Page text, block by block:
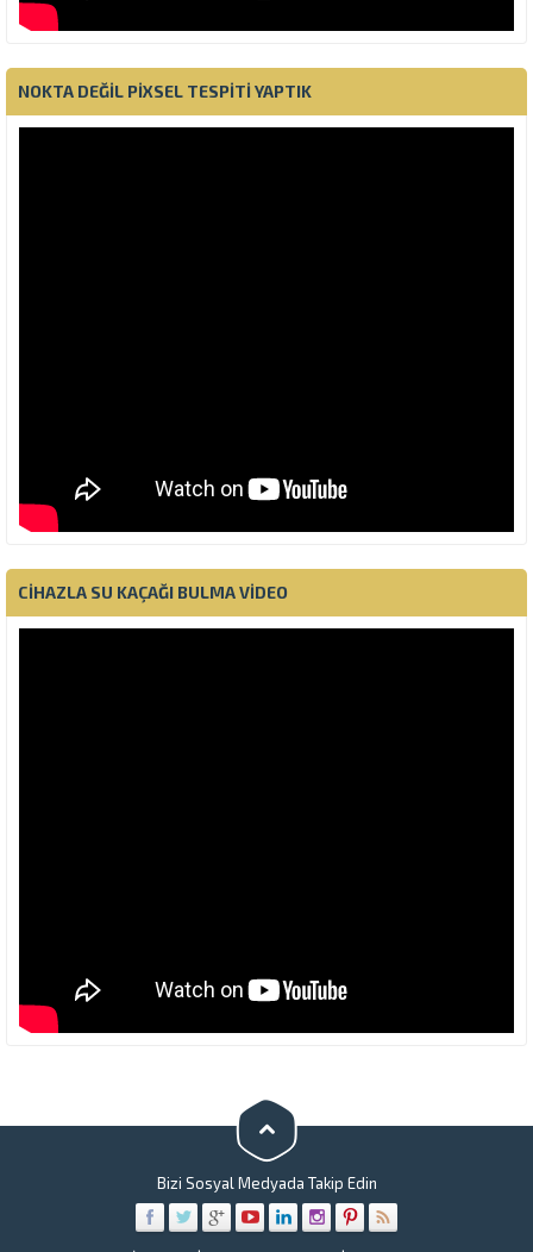
NOKTA DEĞIL PIXSEL TESPITI YAPTIK
CIHAZLA SU KAÇAĞI BULMA VIDEO
Bizi Sosyal Medyada Takip Edin